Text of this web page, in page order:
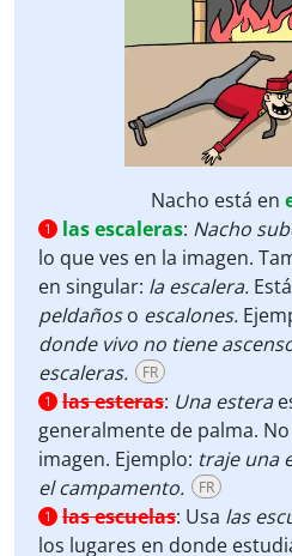
Nacho está en
1 las escaleras: Nacho
lo que ves en la imagen.
en singular: la escalera.
peldañoso escalones.
donde vivo no tiene
escaleras.
FR
1 las esteras: Una estera
generalmente de palma.
imagen. Ejemplo: traje una
el campamento.
FR
1 las escuelas: Usa las
los lugares en donde